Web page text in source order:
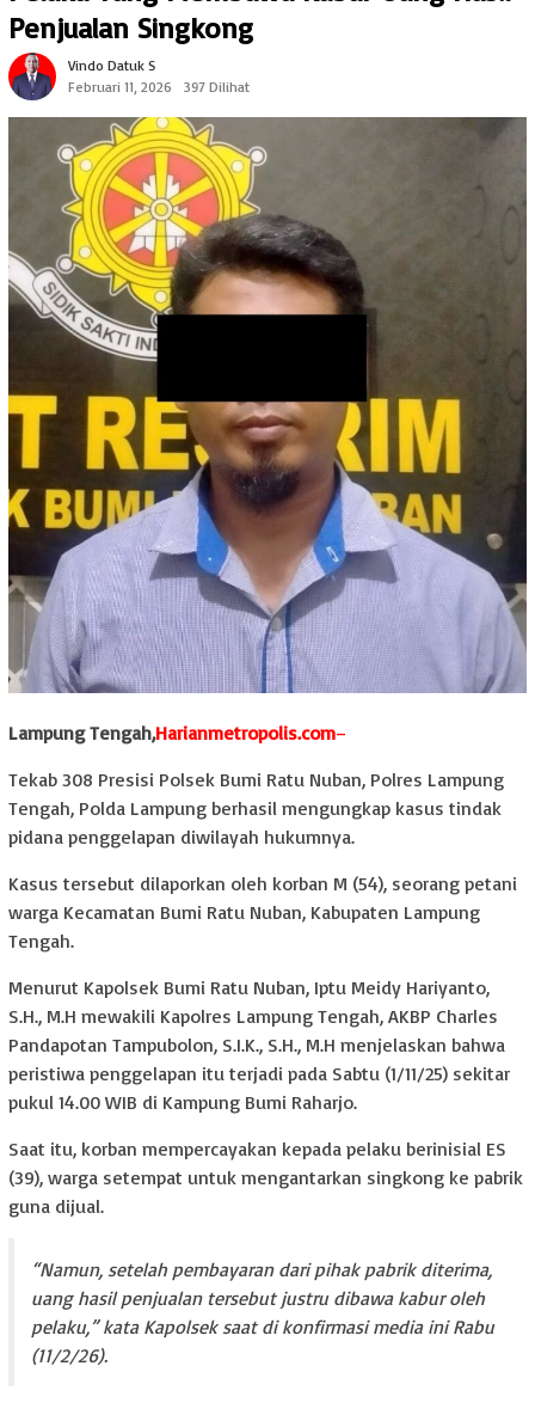
Penjualan Singkong
Vindo Datuk S
Februari 11, 2026
397 Dilihat
Lampung Tengah,Harianmetropolis.com–
Tekab 308 Presisi Polsek Bumi Ratu Nuban, Polres Lampung
Tengah, Polda Lampung berhasil mengungkap kasus tindak
pidana penggelapan diwilayah hukumnya.
Kasus tersebut dilaporkan oleh korban M (54), seorang petani
warga Kecamatan Bumi Ratu Nuban, Kabupaten Lampung
Tengah.
Menurut Kapolsek Bumi Ratu Nuban, Iptu Meidy Hariyanto,
S.H., M.H mewakili Kapolres Lampung Tengah, AKBP Charles
Pandapotan Tampubolon, S.I.K., S.H., M.H menjelaskan bahwa
peristiwa penggelapan itu terjadi pada Sabtu (1/11/25) sekitar
pukul 14.00 WIB di Kampung Bumi Raharjo.
Saat itu, korban mempercayakan kepada pelaku berinisial ES
(39), warga setempat untuk mengantarkan singkong ke pabrik
guna dijual.
“Namun, setelah pembayaran dari pihak pabrik diterima,
uang hasil penjualan tersebut justru dibawa kabur oleh
pelaku,” kata Kapolsek saat di konfirmasi media ini Rabu
(11/2/26).